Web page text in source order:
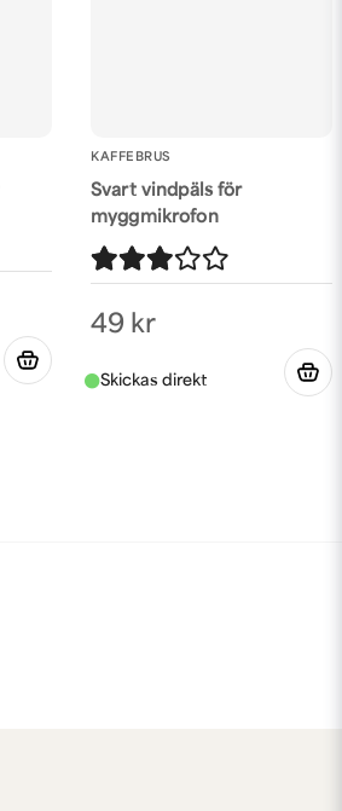
KAFFEBRUS
Svart vindpäls för
myggmikrofon
49 kr